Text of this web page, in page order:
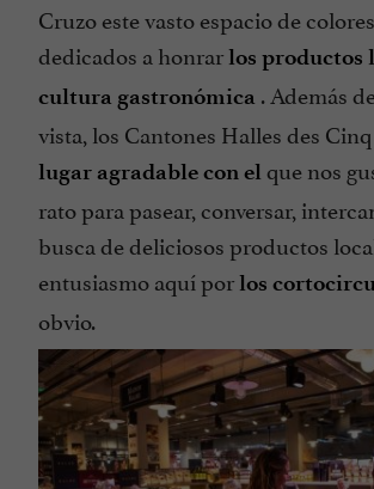
Cruzo este vasto espacio de
dedicados a honrarlos productos
cultura gastronómica . Además
vista, los Cantones Halles des
lugar agradable con el que nos
rato para pasear, conversar,
busca de deliciosos productos
entusiasmo aquí porlos
obvio.